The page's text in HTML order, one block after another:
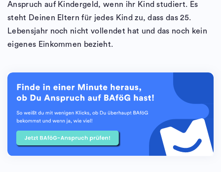
Anspruch auf Kindergeld, wenn ihr Kind studiert. Es
steht Deinen Eltern für jedes Kind zu, dass das 25.
Lebensjahr noch nicht vollendet hat und das noch kein
eigenes Einkommen bezieht.